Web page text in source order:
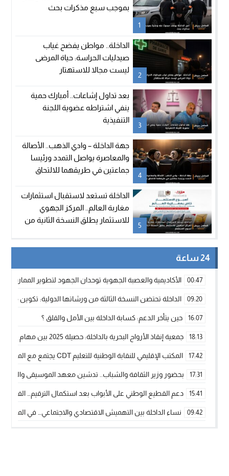
1
بموجب سبع مذكرات بحث
2
الداخلة.. مواطن يفضح غياب
صيدليات الحراسة: حياة المرضى
ليست مجالا للاستهتار
3
بعد تداول إشاعات.. أمبارك حمية
ينفي اشتراطه عضوية اللجنة
التنفيذية
4
جهة الداخلة – وادي الذهب.. الأصالة
والمعاصرة يواصل التمدد ورئيسا
جماعتين في طريقهما للالتحاق
5
الداخلة تستعد لاستقبال استثمارات
مغاربة العالم.. المركز الجهوي
للاستثمار يطلق النسخة الثانية من
24 ساعة
00:47 الأكاديمية والعصبة الجهوية توحدان الجهود لتطوير الممارسة
09:20 الداخلة تحتضن النسخة الثالثة من ورشاتها الدولية: تكوين
16:07 حين يتأخر الدعم: كسابة الداخلة بين الأمل والقلق ؟
18:13 جمعية إنقاذ الأرواح البحرية بالداخلة: حصيلة 2025 بين مهام الإنقاذ ومشروع “دار البحار”
17:42 المكتب الإقليمي للنقابة الوطنية للتعليم CDT يجتمع مع المدير الإقليمي لمناقشة ملفات جوهرية لنساء ورجال التعليم
17:31 بحضور وزير الثقافة والشباب.. تدشين معهد الموسيقى والفنون
15:41 دعم القطيع الوطني على الأبواب بعد استكمال الترقيم…
09:42 نساء الداخلة بين التهميش الاقتصادي والاجتماعي… في المؤسسات